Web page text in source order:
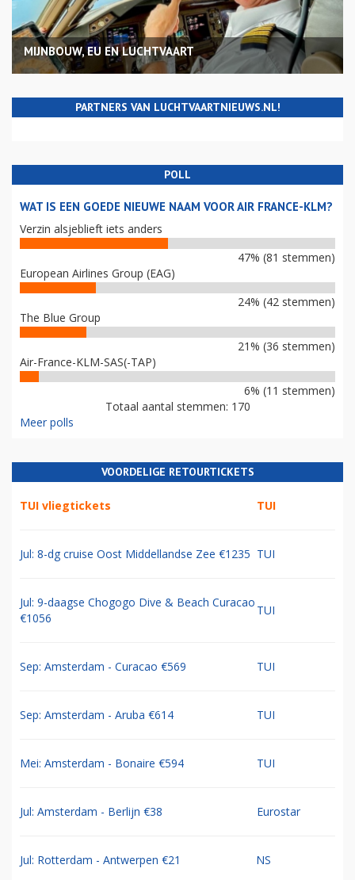
MIJNBOUW, EU EN LUCHTVAART
PARTNERS VAN LUCHTVAARTNIEUWS.NL!
POLL
WAT IS EEN GOEDE NIEUWE NAAM VOOR AIR FRANCE-KLM?
Verzin alsjeblieft iets anders
47% (81 stemmen)
European Airlines Group (EAG)
24% (42 stemmen)
The Blue Group
21% (36 stemmen)
Air-France-KLM-SAS(-TAP)
6% (11 stemmen)
Totaal aantal stemmen: 170
Meer polls
VOORDELIGE RETOURTICKETS
TUI vliegtickets TUI
Jul: 8-dg cruise Oost Middellandse Zee €1235 TUI
Jul: 9-daagse Chogogo Dive & Beach Curacao
€1056
TUI
Sep: Amsterdam - Curacao €569 TUI
Sep: Amsterdam - Aruba €614 TUI
Mei: Amsterdam - Bonaire €594 TUI
Jul: Amsterdam - Berlijn €38 Eurostar
Jul: Rotterdam - Antwerpen €21 NS